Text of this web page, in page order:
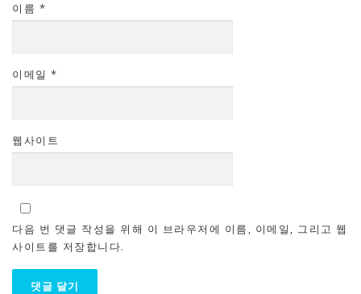
이름 *
이메일 *
웹사이트
다음 번 댓글 작성을 위해 이 브라우저에 이름, 이메일, 그리고 웹
사이트를 저장합니다.